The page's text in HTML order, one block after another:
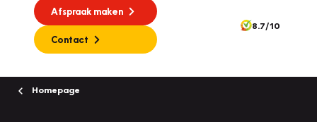
Afspraak maken
Contact
8.7/10
Homepage